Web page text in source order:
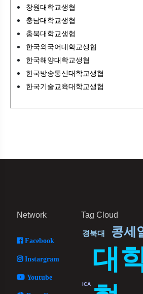
창원대학교생협
충남대학교생협
충북대학교생협
한국외국어대학교생협
한국해양대학교생협
한국방송통신대학교생협
한국기술교육대학교생협
Network
Facebook
Instargram
Youtube
Tag Cloud
대
콩세
경북대
ICA